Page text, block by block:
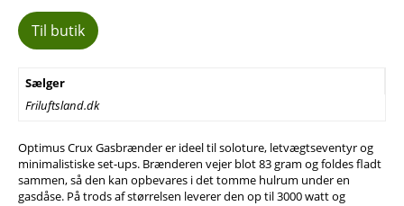
Til butik
Sælger
Friluftsland.dk
Optimus Crux Gasbrænder er ideel til soloture, letvægtseventyr og
minimalistiske set-ups. Brænderen vejer blot 83 gram og foldes fladt
sammen, så den kan opbevares i det tomme hulrum under en
gasdåse. På trods af størrelsen leverer den op til 3000 watt og